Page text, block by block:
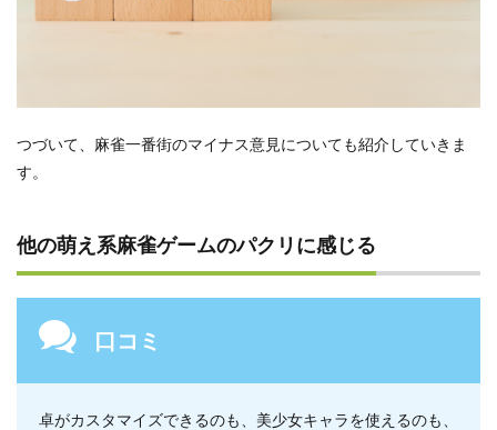
つづいて、麻雀一番街のマイナス意見についても紹介していきま
す。
他の萌え系麻雀ゲームのパクリに感じる
口コミ
卓がカスタマイズできるのも、美少女キャラを使えるのも、